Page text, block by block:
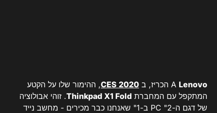
A Lenovo הכריז, ב CES 2020, ההימור שלו על הקטע
המתקפל עם המחברת Thinkpad X1 Fold. זוהי אבולוציה
של דגם ה-PC "2 ב-1" שאנחנו כבר מכירים - מחשב נייד